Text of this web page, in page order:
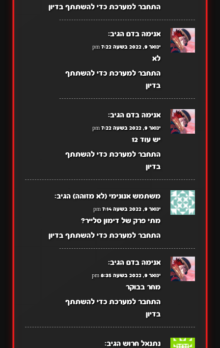
התחבר למערכת כדי להשתתף בדיון
אנימה בדם הגיב:
ינואר 9, 2022 בשעה 7:22 pm
לא
התחבר למערכת כדי להשתתף
בדיון
אנימה בדם הגיב:
ינואר 9, 2022 בשעה 7:22 pm
יש עוד 12
התחבר למערכת כדי להשתתף
בדיון
משתמש אנונימי (לא מזוהה) הגיב:
ינואר 9, 2022 בשעה 7:14 pm
מתי פרק של דימון סלייר?
התחבר למערכת כדי להשתתף בדיון
אנימה בדם הגיב:
ינואר 9, 2022 בשעה 8:35 pm
מחר בבוקר
התחבר למערכת כדי להשתתף
בדיון
נתנאל חרוש הגיב: